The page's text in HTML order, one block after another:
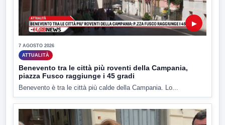
▶
7 AGOSTO 2026
ATTUALITÀ
Benevento tra le città più roventi della Campania,
piazza Fusco raggiunge i 45 gradi
Benevento è tra le città più calde della Campania. Lo...